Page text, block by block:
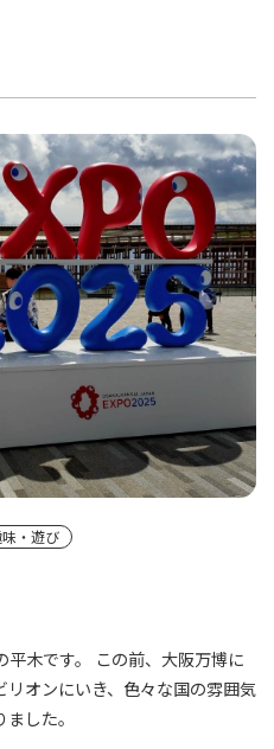
・遊び
木です。 この前、大阪万博に
オンにいき、色々な国の雰囲気
ました。